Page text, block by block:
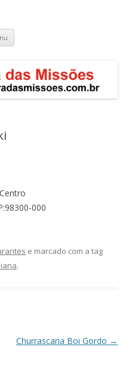
Pular
o
000
e marcado com a tag
.
Churrascaria Boi Gordo →